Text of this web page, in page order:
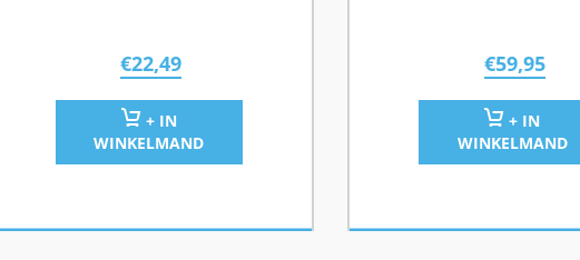
€22,49
+ IN
WINKELMAND
€59,95
+ IN
WINKELMAND